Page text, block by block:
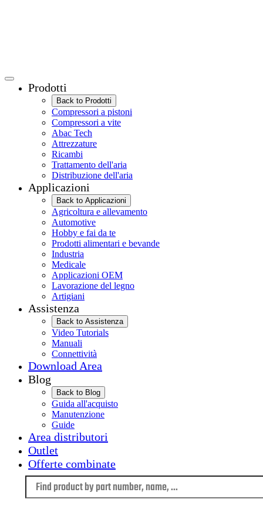
Prodotti
Back to Prodotti
Compressori a pistoni
Compressori a vite
Abac Tech
Attrezzature
Ricambi
Trattamento dell'aria
Distribuzione dell'aria
Applicazioni
Back to Applicazioni
Agricoltura e allevamento
Automotive
Hobby e fai da te
Prodotti alimentari e bevande
Industria
Medicale
Applicazioni OEM
Lavorazione del legno
Artigiani
Assistenza
Back to Assistenza
Video Tutorials
Manuali
Connettività
Download Area
Blog
Back to Blog
Guida all'acquisto
Manutenzione
Guide
Area distributori
Outlet
Offerte combinate